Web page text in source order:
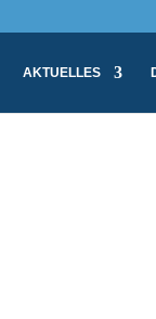
AKTUELLES